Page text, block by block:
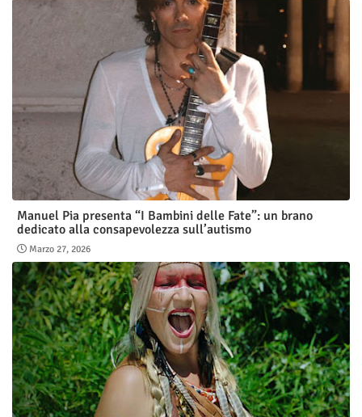
Manuel Pia presenta “I Bambini delle Fate”: un brano
dedicato alla consapevolezza sull’autismo
Marzo 27, 2026